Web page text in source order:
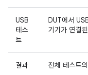
USB
테스
트
DUT에서
기기가 연결
결과 전체 테스트